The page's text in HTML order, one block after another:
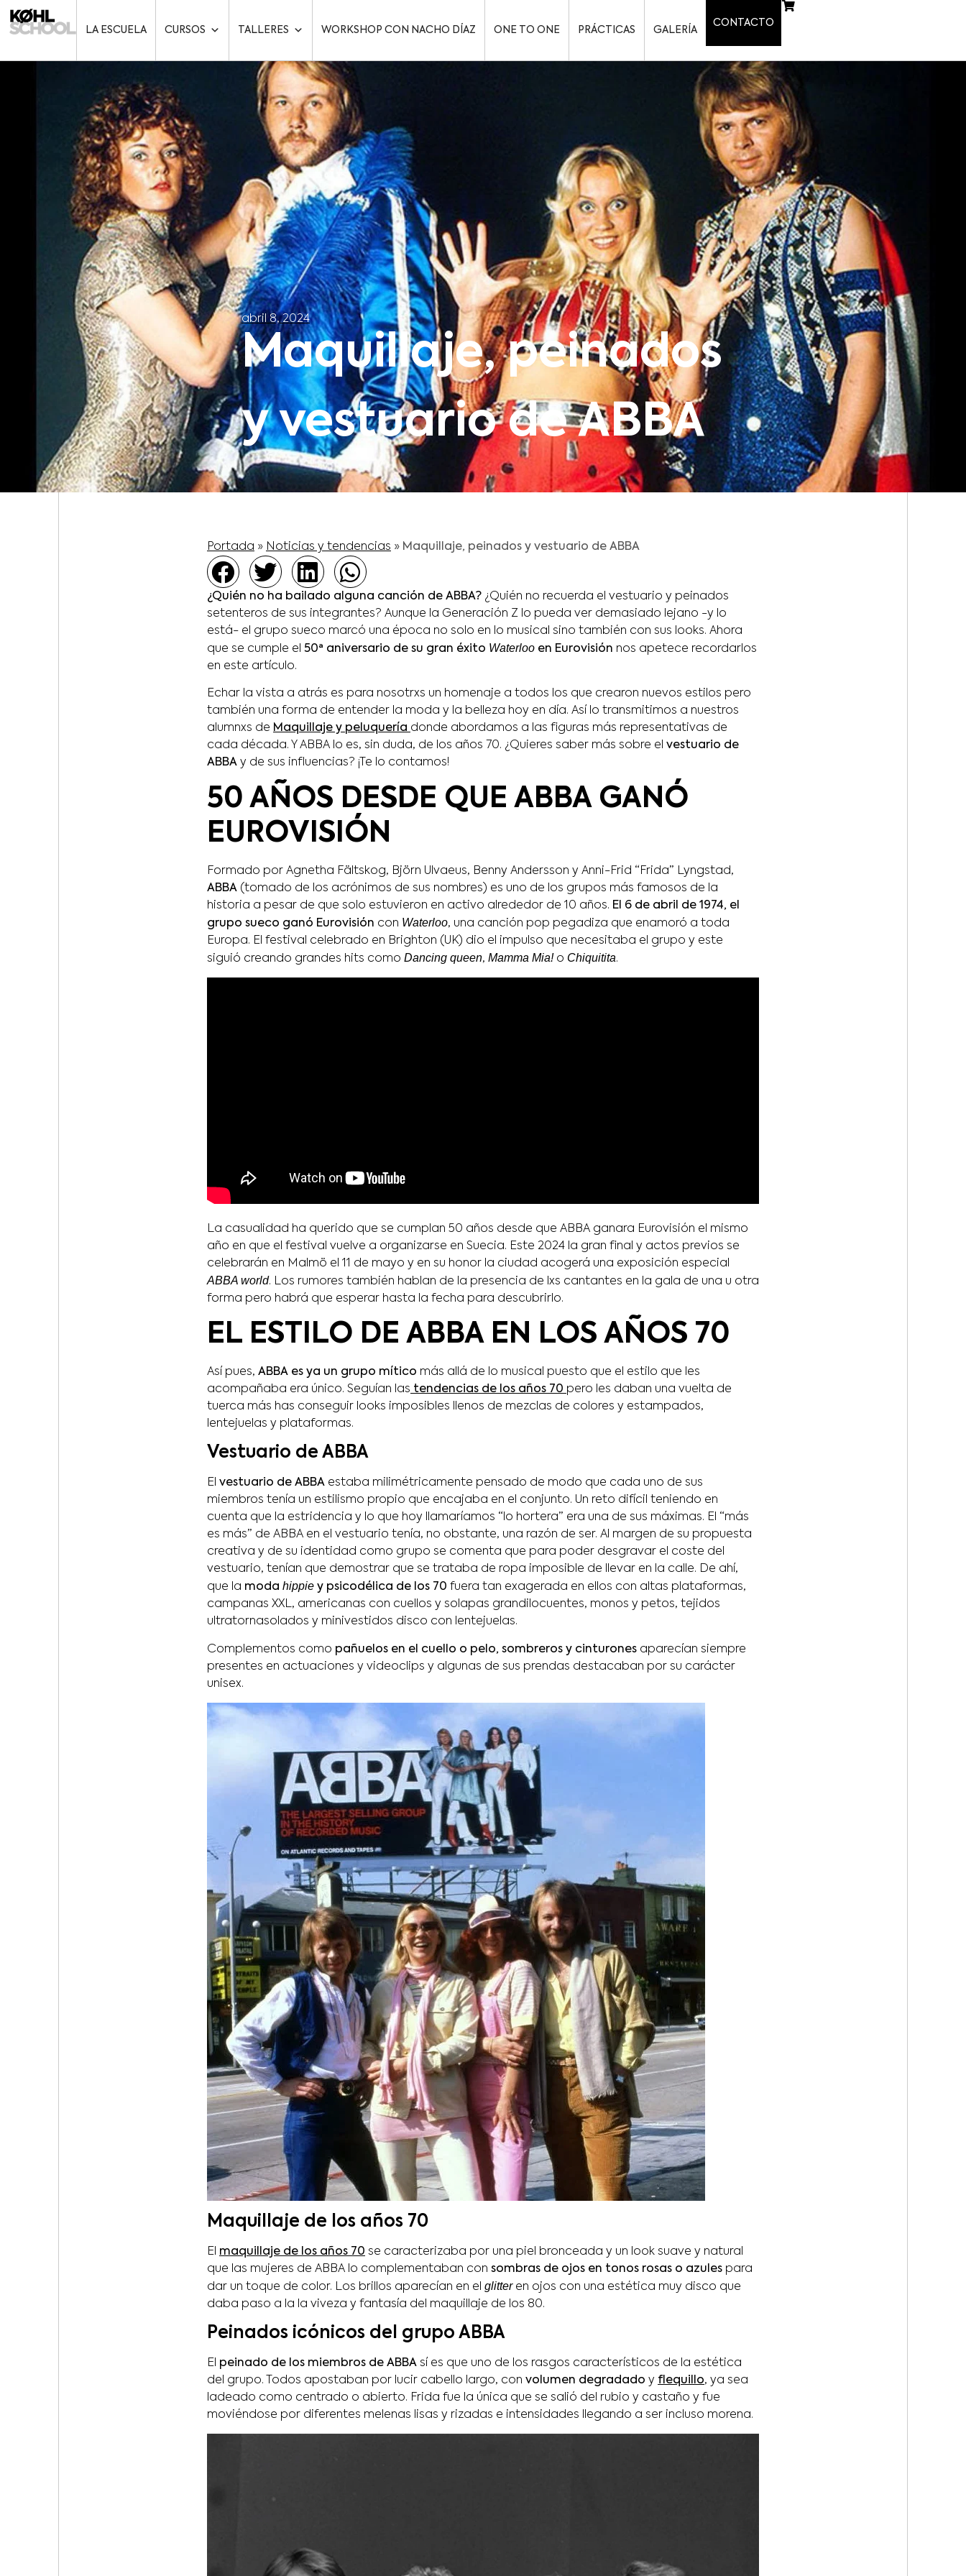
LA ESCUELA CURSOS TALLERES WORKSHOP CON NACHO DÍAZ ONE TO ONE PRÁCTICAS GALERÍA
CONTACTO
abril 8, 2024
Maquillaje, peinados
y vestuario de ABBA
Portada » Noticias y tendencias » Maquillaje, peinados y vestuario de ABBA
¿Quién no ha bailado alguna canción de ABBA? ¿Quién no recuerda el vestuario y peinados
setenteros de sus integrantes? Aunque la Generación Z lo pueda ver demasiado lejano -y lo
está- el grupo sueco marcó una época no solo en lo musical sino también con sus looks. Ahora
que se cumple el 50ª aniversario de su gran éxito Waterloo en Eurovisión nos apetece recordarlos
en este artículo.
Echar la vista a atrás es para nosotrxs un homenaje a todos los que crearon nuevos estilos pero
también una forma de entender la moda y la belleza hoy en día. Así lo transmitimos a nuestros
alumnxs de Maquillaje y peluquería donde abordamos a las figuras más representativas de
cada década. Y ABBA lo es, sin duda, de los años 70. ¿Quieres saber más sobre el vestuario de
ABBA y de sus influencias? ¡Te lo contamos!
50 AÑOS DESDE QUE ABBA GANÓ
EUROVISIÓN
Formado por Agnetha Fältskog, Björn Ulvaeus, Benny Andersson y Anni-Frid “Frida” Lyngstad,
ABBA (tomado de los acrónimos de sus nombres) es uno de los grupos más famosos de la
historia a pesar de que solo estuvieron en activo alrededor de 10 años. El 6 de abril de 1974, el
grupo sueco ganó Eurovisión con Waterloo, una canción pop pegadiza que enamoró a toda
Europa. El festival celebrado en Brighton (UK) dio el impulso que necesitaba el grupo y este
siguió creando grandes hits como Dancing queen, Mamma Mia! o Chiquitita.
La casualidad ha querido que se cumplan 50 años desde que ABBA ganara Eurovisión el mismo
año en que el festival vuelve a organizarse en Suecia. Este 2024 la gran final y actos previos se
celebrarán en Malmö el 11 de mayo y en su honor la ciudad acogerá una exposición especial
ABBA world. Los rumores también hablan de la presencia de lxs cantantes en la gala de una u otra
forma pero habrá que esperar hasta la fecha para descubrirlo.
EL ESTILO DE ABBA EN LOS AÑOS 70
Así pues, ABBA es ya un grupo mítico más allá de lo musical puesto que el estilo que les
acompañaba era único. Seguían las tendencias de los años 70 pero les daban una vuelta de
tuerca más has conseguir looks imposibles llenos de mezclas de colores y estampados,
lentejuelas y plataformas.
Vestuario de ABBA
El vestuario de ABBA estaba milimétricamente pensado de modo que cada uno de sus
miembros tenía un estilismo propio que encajaba en el conjunto. Un reto difícil teniendo en
cuenta que la estridencia y lo que hoy llamaríamos “lo hortera” era una de sus máximas. El “más
es más” de ABBA en el vestuario tenía, no obstante, una razón de ser. Al margen de su propuesta
creativa y de su identidad como grupo se comenta que para poder desgravar el coste del
vestuario, tenían que demostrar que se trataba de ropa imposible de llevar en la calle. De ahí,
que la moda hippie y psicodélica de los 70 fuera tan exagerada en ellos con altas plataformas,
campanas XXL, americanas con cuellos y solapas grandilocuentes, monos y petos, tejidos
ultratornasolados y minivestidos disco con lentejuelas.
Complementos como pañuelos en el cuello o pelo, sombreros y cinturones aparecían siempre
presentes en actuaciones y videoclips y algunas de sus prendas destacaban por su carácter
unisex.
Maquillaje de los años 70
El maquillaje de los años 70 se caracterizaba por una piel bronceada y un look suave y natural
que las mujeres de ABBA lo complementaban con sombras de ojos en tonos rosas o azules para
dar un toque de color. Los brillos aparecían en el glitteren ojos con una estética muy disco que
daba paso a la la viveza y fantasía del maquillaje de los 80.
Peinados icónicos del grupo ABBA
El peinado de los miembros de ABBA sí es que uno de los rasgos característicos de la estética
del grupo. Todos apostaban por lucir cabello largo, con volumen degradado y flequillo, ya sea
ladeado como centrado o abierto. Frida fue la única que se salió del rubio y castaño y fue
moviéndose por diferentes melenas lisas y rizadas e intensidades llegando a ser incluso morena.